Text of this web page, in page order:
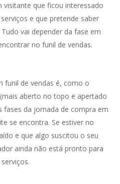
que ficou interessado
e que pretende saber
vai depender da fase em
no funil de vendas.
funil de vendas é, como o
aberto no topo e apertado
fases da jornada de compra em
se encontra. Se estiver no
e que algo suscitou o seu
ainda não está pronto para